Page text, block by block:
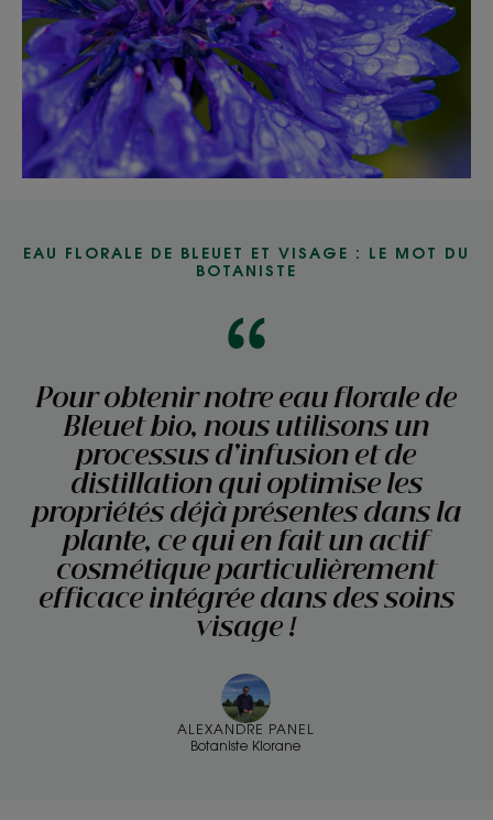
EAU FLORALE DE BLEUET ET VISAGE : LE MOT DU
BOTANISTE
Pour obtenir notre eau florale de
Bleuet bio, nous utilisons un
processus d’infusion et de
distillation qui optimise les
propriétés déjà présentes dans la
plante, ce qui en fait un actif
cosmétique particulièrement
efficace intégrée dans des soins
visage !
ALEXANDRE PANEL
Botaniste Klorane